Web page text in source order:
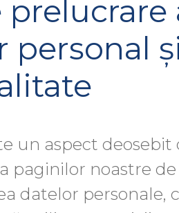
personal
un aspect
paginilor noastre
datelor personale,